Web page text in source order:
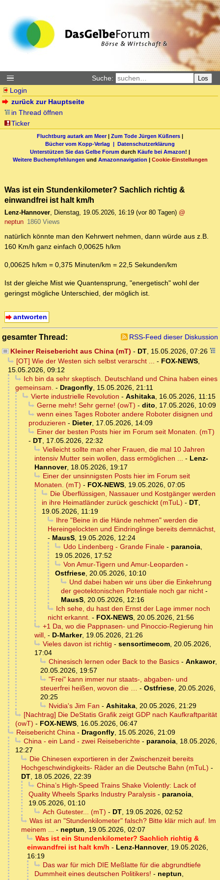
Suche: Los
Login
zurück zur Hauptseite
in Thread öffnen
Ticker
Fluchtburg autark am Meer| Zum Tode Jürgen Küßners |
Bücher vom Kopp-Verlag | Datenschutzerklärung
Unterstützen Sie das Gelbe Forum durch Käufe bei Amazon! |
Weitere Buchempfehlungen und Amazonnavigation | Cookie-Einstellungen
Was ist ein Stundenkilometer? Sachlich richtig &
einwandfrei ist halt km/h
Lenz-Hannover, Dienstag, 19.05.2026, 16:19 (vor 80 Tagen) @
neptun 1860 Views
natürlich könnte man den Kehrwert nehmen, dann würde aus z.B.
160 Km/h ganz einfach 0,00625 h/km
0,00625 h/km = 0,375 Minuten/km = 22,5 Sekunden/km
Ist der gleiche Mist wie Quantensprung, "energetisch" wohl der
geringst mögliche Unterschied, der möglich ist.
antworten
gesamter Thread:
RSS-Feed dieser Diskussion
Kleiner Reisebericht aus China (mT) - DT, 15.05.2026, 07:26
[OT] Wie der Westen sich selbst verarscht ... - FOX-NEWS,
15.05.2026, 09:12
Ich bin da sehr skeptisch. Deutschland und China haben eines
gemeinsam. - Dragonfly, 15.05.2026, 21:11
Vierte industrielle Revolution - Ashitaka, 16.05.2026, 11:15
Gerne mehr! Sehr gerne! (owT) - dito, 17.05.2026, 10:09
wenn eines Tages Roboter andere Roboter disignen und
produzieren - Dieter, 17.05.2026, 14:09
Einer der besten Posts hier im Forum seit Monaten. (mT)
- DT, 17.05.2026, 22:32
Vielleicht sollte man eher Frauen, die mal 10 Jahren
intensiv Mutter sein wollen, dass ermöglichen ... - Lenz-
Hannover, 18.05.2026, 19:17
Einer der unsinnigsten Posts hier im Forum seit
Monaten. (mT) - FOX-NEWS, 19.05.2026, 07:05
Die Überflüssigen, Nassauer und Kostgänger werden
in ihre Heimatländer zurück geschickt (mTuL) - DT,
19.05.2026, 11:19
Ihre "Beine in die Hände nehmen" werden die
Hereingelockten und Eindringlinge bereits demnächst,
- MausS, 19.05.2026, 12:24
Udo Lindenberg - Grande Finale- paranoia,
19.05.2026, 17:52
Von Amur-Tigern und Amur-Leoparden -
Ostfriese, 20.05.2026, 10:10
Und dabei haben wir uns über die Einkehrung
der geotektonischen Potentiale noch gar nicht -
MausS, 20.05.2026, 12:16
Ich sehe, du hast den Ernst der Lage immer noch
nicht erkannt. - FOX-NEWS, 20.05.2026, 21:56
+1 Da, wo die Pappnasen- und Pinoccio-Regierung hin
will, - D-Marker, 19.05.2026, 21:26
Vieles davon ist richtig - sensortimecom, 20.05.2026,
17:04
Chinesisch lernen oder Back to the Basics- Ankawor,
20.05.2026, 19:57
"Frei" kann immer nur staats-, abgaben- und
steuerfrei heißen, wovon die … - Ostfriese, 20.05.2026,
20:25
Nvidia's Jim Fan - Ashitaka, 20.05.2026, 21:29
[Nachtrag] Die DeStatis Grafik zeigt GDP nach Kaufkraftparität
(owT) - FOX-NEWS, 16.05.2026, 06:47
Reisebericht China- Dragonfly, 15.05.2026, 21:09
China - ein Land - zwei Reiseberichte- paranoia, 18.05.2026,
12:27
Die Chinesen exportieren in der Zwischenzeit bereits
Hochgeschwindigkeits- Räder an die Deutsche Bahn (mTuL) -
DT, 18.05.2026, 22:39
China’s High-Speed Trains Shake Violently: Lack of
Quality Wheels Sparks Industry Paralysis - paranoia,
19.05.2026, 01:10
Ach Gutester... (mT) - DT, 19.05.2026, 02:52
Was ist an "Stundenkilometer" falsch? Bitte klär mich auf. Im
meinem ... - neptun, 19.05.2026, 02:07
Was ist ein Stundenkilometer? Sachlich richtig &
einwandfrei ist halt km/h - Lenz-Hannover, 19.05.2026,
16:19
Das war für mich DIE Meßlatte für die abgrundtiefe
Dummheit eines deutschen Politikers! - neptun,